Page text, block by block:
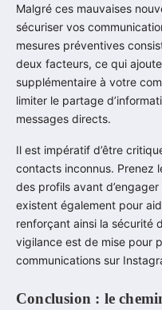
Malgré ces mauvaises
sécuriser vos
mesures préventives
deux facteurs, ce qui
supplémentaire à votre
limiter le partage
messages directs.
Il est impératif d’être
contacts inconnus. Prenez
des profils avant
existent également pour
renforçant ainsi la sécurité
vigilance est de mise pour
communications sur
Conclusion : le